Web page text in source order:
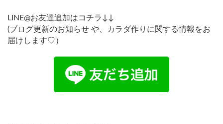
LINE@お友達追加はコチラ↓↓
(ブログ更新のお知らせ や、カラダ作りに関する情報をお
届けします♡）